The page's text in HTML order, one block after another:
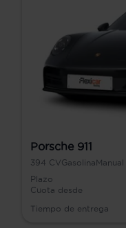
Porsche 911
394 CVGasolina Manual
Plazo
Cuota desde
Tiempo de entrega